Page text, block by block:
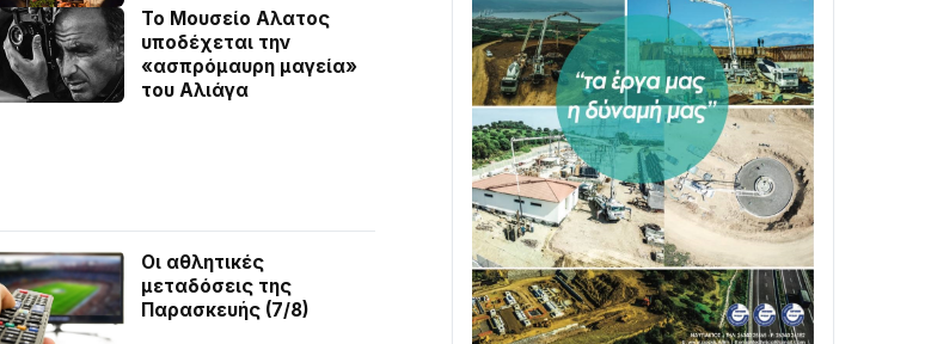
Το Μουσείο Αλατος
υποδέχεται την
«ασπρόμαυρη μαγεία»
του Αλιάγα
Οι αθλητικές
μεταδόσεις της
Παρασκευής (7/8)